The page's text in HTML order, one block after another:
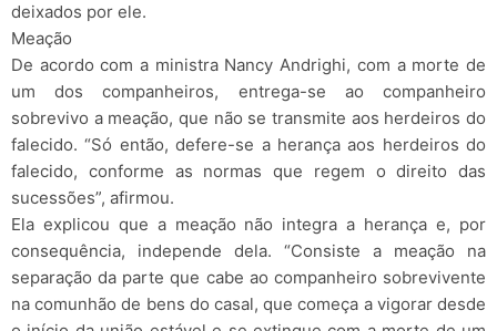
deixados por ele.
Meação
De acordo com a ministra Nancy Andrighi, com a morte de
um dos companheiros, entrega-se ao companheiro
sobrevivo a meação, que não se transmite aos herdeiros do
falecido. “Só então, defere-se a herança aos herdeiros do
falecido, conforme as normas que regem o direito das
sucessões”, afirmou.
Ela explicou que a meação não integra a herança e, por
consequência, independe dela. “Consiste a meação na
separação da parte que cabe ao companheiro sobrevivente
na comunhão de bens do casal, que começa a vigorar desde